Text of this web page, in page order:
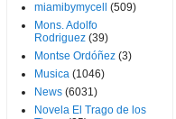
miamibymycell
(509)
Mons. Adolfo
Rodriguez (39)
Montse Ordóñez (3)
Musica (1046)
News (6031)
Novela El Trago de los